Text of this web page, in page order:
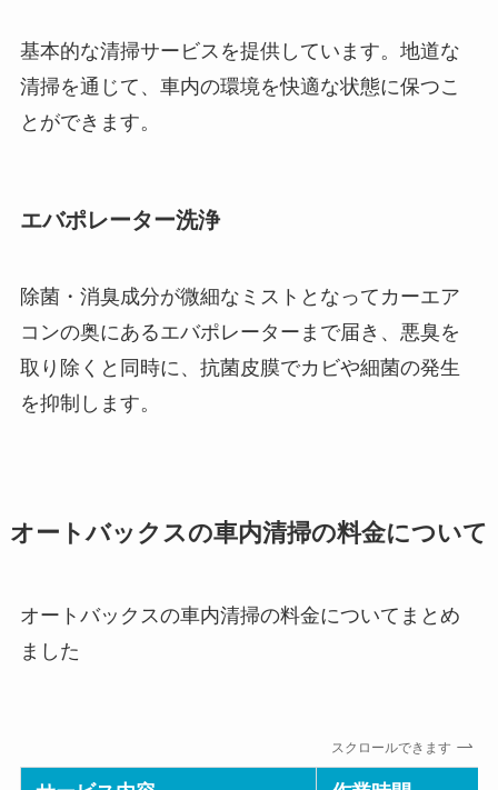
基本的な清掃サービスを提供しています。地道な
清掃を通じて、車内の環境を快適な状態に保つこ
とができます。
エバポレーター洗浄
除菌・消臭成分が微細なミストとなってカーエア
コンの奥にあるエバポレーターまで届き、悪臭を
取り除くと同時に、抗菌皮膜でカビや細菌の発生
を抑制します。
オートバックスの車内清掃の料金について
オートバックスの車内清掃の料金についてまとめ
ました
スクロールできます